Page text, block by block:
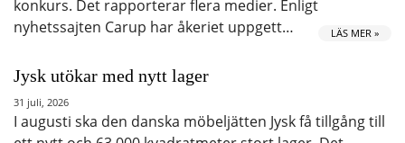
konkurs. Det rapporterar flera medier. Enligt
nyhetssajten Carup har åkeriet uppgett…
LÄS MER »
Jysk utökar med nytt lager
31 juli, 2026
I augusti ska den danska möbeljätten Jysk få tillgång till